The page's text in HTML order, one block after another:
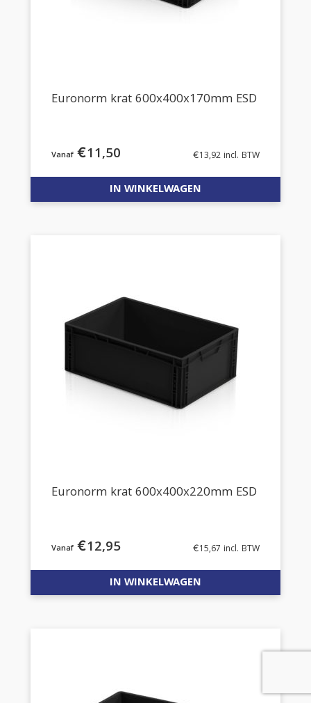
Euronorm krat 600x400x170mm ESD
€11,50 €13,92 incl. BTW
IN WINKELWAGEN
Euronorm krat 600x400x220mm ESD
€12,95 €15,67 incl. BTW
IN WINKELWAGEN